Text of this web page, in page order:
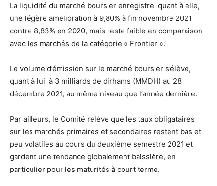
La liquidité du marché boursier enregistre, quant à elle,
une légère amélioration à 9,80% à fin novembre 2021
contre 8,83% en 2020, mais reste faible en comparaison
avec les marchés de la catégorie « Frontier ».
Le volume d’émission sur le marché boursier s’élève,
quant à lui, à 3 milliards de dirhams (MMDH) au 28
décembre 2021, au même niveau que l’année dernière.
Par ailleurs, le Comité relève que les taux obligataires
sur les marchés primaires et secondaires restent bas et
peu volatiles au cours du deuxième semestre 2021 et
gardent une tendance globalement baissière, en
particulier pour les maturités à court terme.